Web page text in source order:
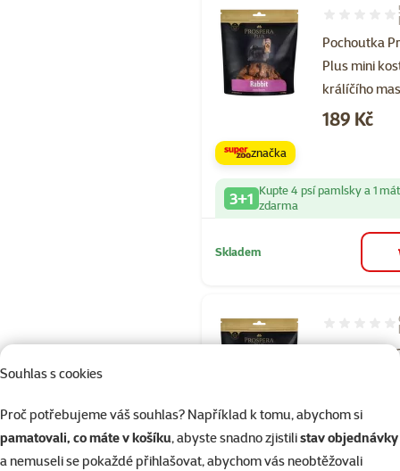
Souhlas s cookies
Proč potřebujeme váš souhlas? Například k tomu, abychom si
pamatovali, co máte v košíku, abyste snadno zjistilistav objednávky
a nemuseli se pokaždé přihlašovat, abychom vás neobtěžovali
Pochoutka
Plus mini
králíčího
Hodnocení
Cena
189 Kč
značka
3+1 Kupte 4 psí pamlsky a 1
zdarma
Skladem
Pochoutka
Hodnocení
Cena
189 Kč
značka